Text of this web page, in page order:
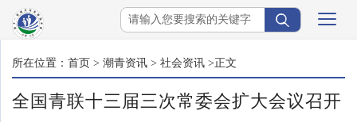
所在位置： 首页 > 潮青资讯 > 社会资讯 >正文
全国青联十三届三次常委会扩大会议召开